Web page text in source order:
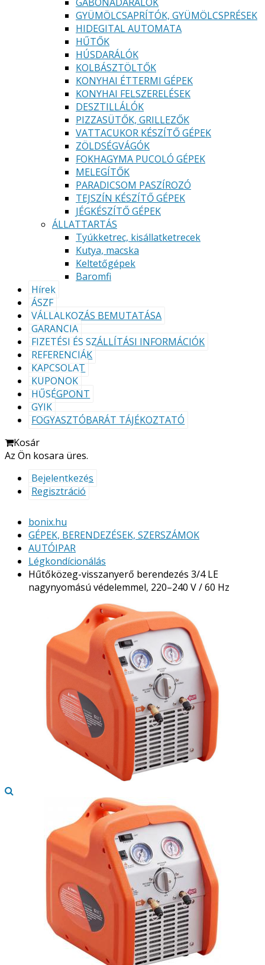
GYÜMÖLCSAPRÍTÓK, GYÜMÖLCSPRÉSEK
HIDEGITAL AUTOMATA
HŰTŐK
HÚSDARÁLÓK
KOLBÁSZTÖLTŐK
KONYHAI ÉTTERMI GÉPEK
KONYHAI FELSZERELÉSEK
DESZTILLÁLÓK
PIZZASÜTŐK, GRILLEZŐK
VATTACUKOR KÉSZÍTŐ GÉPEK
ZÖLDSÉGVÁGÓK
FOKHAGYMA PUCOLÓ GÉPEK
MELEGÍTŐK
PARADICSOM PASZÍROZÓ
TEJSZÍN KÉSZÍTŐ GÉPEK
JÉGKÉSZÍTŐ GÉPEK
ÁLLATTARTÁS
Tyúkketrec, kisállatketrecek
Kutya, macska
Keltetőgépek
Baromfi
Hírek
ÁSZF
VÁLLALKOZÁS BEMUTATÁSA
GARANCIA
FIZETÉSI ÉS SZÁLLÍTÁSI INFORMÁCIÓK
REFERENCIÁK
KAPCSOLAT
KUPONOK
HŰSÉGPONT
GYIK
FOGYASZTÓBARÁT TÁJÉKOZTATÓ
Kosár
Az Ön kosara üres.
Bejelentkezés
Regisztráció
bonix.hu
GÉPEK, BERENDEZÉSEK, SZERSZÁMOK
AUTÓIPAR
Légkondícionálás
Hűtőközeg-visszanyerő berendezés 3/4 LE
nagynyomású védelemmel, 220–240 V / 60 Hz